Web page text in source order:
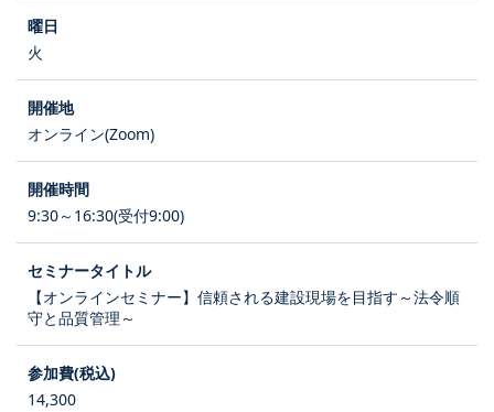
火
オンライン(Zoom)
9:30～16:30(受付9:00)
【オンラインセミナー】信頼される建設現場を目指す～法令順
守と品質管理～
14,300